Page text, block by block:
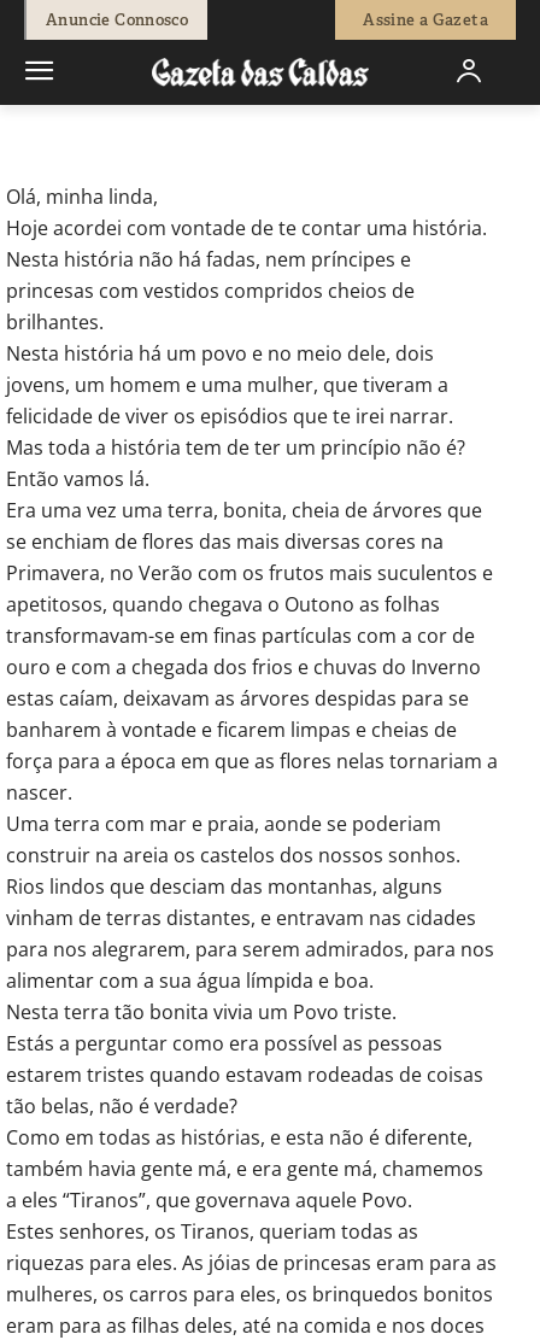
Anuncie Connosco Assine a Gazeta
Redação - 27 de Abril, 2012 0
Olá, minha linda,
Hoje acordei com vontade de te contar uma história.
Nesta história não há fadas, nem príncipes e
princesas com vestidos compridos cheios de
brilhantes.
Nesta história há um povo e no meio dele, dois
jovens, um homem e uma mulher, que tiveram a
felicidade de viver os episódios que te irei narrar.
Mas toda a história tem de ter um princípio não é?
Então vamos lá.
Era uma vez uma terra, bonita, cheia de árvores que
se enchiam de flores das mais diversas cores na
Primavera, no Verão com os frutos mais suculentos e
apetitosos, quando chegava o Outono as folhas
transformavam-se em finas partículas com a cor de
ouro e com a chegada dos frios e chuvas do Inverno
estas caíam, deixavam as árvores despidas para se
banharem à vontade e ficarem limpas e cheias de
força para a época em que as flores nelas tornariam a
nascer.
Uma terra com mar e praia, aonde se poderiam
construir na areia os castelos dos nossos sonhos.
Rios lindos que desciam das montanhas, alguns
vinham de terras distantes, e entravam nas cidades
para nos alegrarem, para serem admirados, para nos
alimentar com a sua água límpida e boa.
Nesta terra tão bonita vivia um Povo triste.
Estás a perguntar como era possível as pessoas
estarem tristes quando estavam rodeadas de coisas
tão belas, não é verdade?
Como em todas as histórias, e esta não é diferente,
também havia gente má, e era gente má, chamemos
a eles “Tiranos”, que governava aquele Povo.
Estes senhores, os Tiranos, queriam todas as
riquezas para eles. As jóias de princesas eram para as
mulheres, os carros para eles, os brinquedos bonitos
eram para as filhas deles, até na comida e nos doces